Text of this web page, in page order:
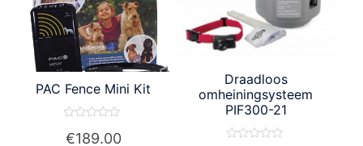
PAC Fence Mini Kit
0
€189.00
Draadloos
omheiningsysteem
PIF300-21